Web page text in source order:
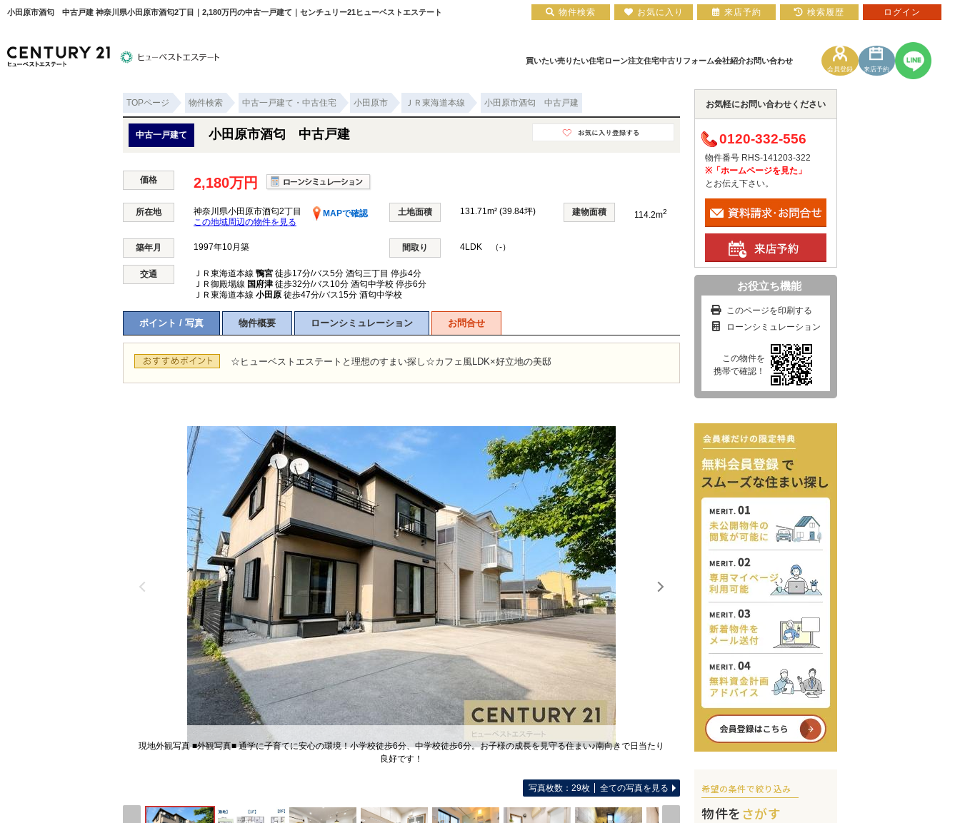
小田原市酒匂 中古戸建 神奈川県小田原市酒匂2丁目｜2,180万円の中古一戸建て｜センチュリー21ヒューベストエステート
買いたい
物件検索 平塚エリア 小田原エリア 新築一戸建て 中古一戸建て 中古マンション マンションカタログ
売りたい住宅ローン
住宅ローンについて 住宅ローン実績 住宅ローン裏話 住宅ローンコラム 住宅ローン相談会場 住宅ローン相談フォーム
注文住宅
注文住宅について 建築実績
中古リフォーム会社紹介
会社概要 お知らせ お客様の声 平塚店 小田原店
お問い合わせ
会員登録 来店予約
TOPページ 物件検索 中古一戸建て・中古住宅 小田原市 ＪＲ東海道本線 小田原市酒匂 中古戸建
中古一戸建て 小田原市酒匂 中古戸建
価格 2,180万円
所在地 神奈川県小田原市酒匂2丁目
MAPで確認
この地域周辺の物件を見る
土地面積 131.71m² (39.84坪) 建物面積 114.2m2
築年月 1997年10月築 間取り 4LDK （-）
交通 ＪＲ東海道本線 鴨宮 徒歩17分/バス5分 酒匂三丁目 停歩4分
ＪＲ御殿場線 国府津 徒歩32分/バス10分 酒匂中学校 停歩6分
ＪＲ東海道本線 小田原 徒歩47分/バス15分 酒匂中学校
ポイント / 写真 物件概要 ローンシミュレーション お問合せ
☆ヒューベストエステートと理想のすまい探し☆カフェ風LDK×好立地の美邸
現地外観写真 ■外観写真■ 通学に子育てに安心の環境！小学校徒歩6分、中学校徒歩6分。お子様の成長を見守る住まい♪南向きで日当たり
良好です！
写真枚数：29枚 全ての写真を見る
お気軽にお問い合わせください
0120-332-556
物件番号 RHS-141203-322
※「ホームページを見た」
とお伝え下さい。
お役立ち機能
このページを印刷する
ローンシミュレーション
この物件を
携帯で確認！
希望の条件で絞り込み
物件をさがす
物件検索 お気に入り 来店予約 検索履歴 ログイン